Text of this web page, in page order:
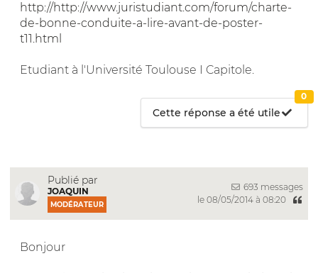
http://http://www.juristudiant.com/forum/charte-
de-bonne-conduite-a-lire-avant-de-poster-
t11.html
Etudiant à l'Université Toulouse I Capitole.
Cette réponse a été utile
0
Publié par
JOAQUIN
MODÉRATEUR
693 messages
le 08/05/2014 à 08:20
Bonjour